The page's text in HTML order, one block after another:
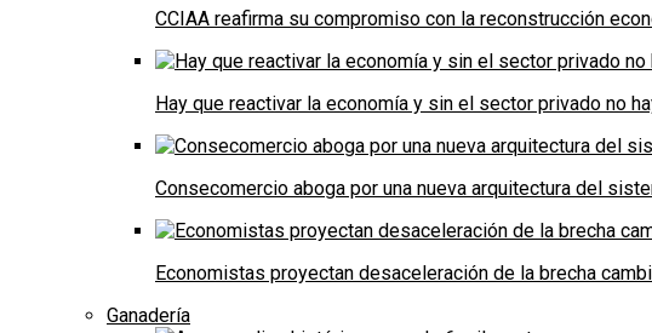
CCIAA reafirma su compromiso con la reconstrucción
Hay que reactivar la economía y sin el sector privado no
Consecomercio aboga por una nueva arquitectura del
Economistas proyectan desaceleración de la brecha
Ganadería